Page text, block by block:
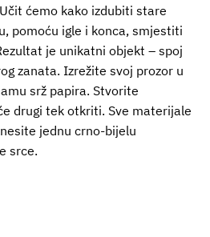
ćemo kako izdubiti stare
pomoću igle i konca, smjestiti
je unikatni objekt – spoj
zanata. Izrežite svoj prozor u
srž papira. Stvorite
drugi tek otkriti. Sve materijale
jednu crno-bijelu
srce.